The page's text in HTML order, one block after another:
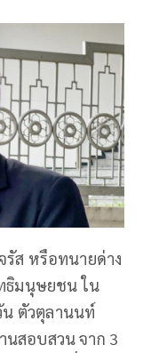
รัส หรือทนายด่าง
ธิมนุษยชน ใน
น ตัวตุลานนท์
นสอบสวน จาก 3